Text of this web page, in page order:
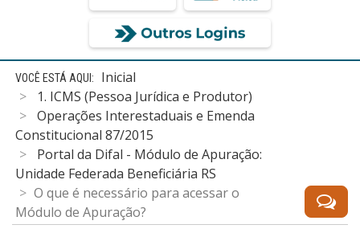
Início
conteúdo
Inicial
1. ICMS (Pessoa Jurídica e Produtor)
Operações Interestaduais e Emenda
Constitucional 87/2015
Portal da Difal - Módulo de Apuração:
Unidade Federada Beneficiária RS
O que é necessário para acessar o
Módulo de Apuração?